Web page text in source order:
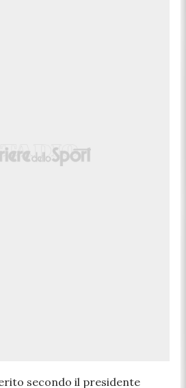
secondo il presidente